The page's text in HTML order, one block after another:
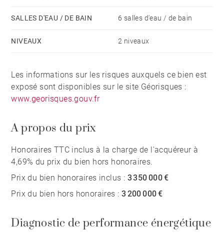
une salle d'eau.
Les deux dépendances sont équipées de chauffage
Piscine chauffée, espace barbecue et brasero, parfaits
pour les réceptions et la détente. La propriété dispose
stationnement supplémentaires.
pas des commerces et des restaurants, et à 5 minutes
SALLES D'EAU / DE BAIN 6 salles d'eau / de bain
NIVEAUX 2 niveaux
Les informations sur les risques auxquels ce bien est
exposé sont disponibles sur le site Géorisques :
www.georisques.gouv.fr
A propos du prix
Honoraires TTC inclus à la charge de l'acquéreur à
4,69% du prix du bien hors honoraires.
Prix du bien honoraires inclus : 3 350 000 €
Prix du bien hors honoraires : 3 200 000 €
Diagnostic de performance énergétique